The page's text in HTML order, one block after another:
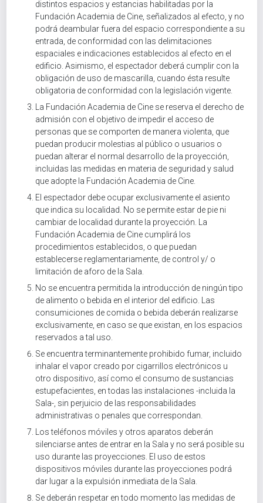
distintos espacios y estancias habilitadas por la
Fundación Academia de Cine, señalizados al efecto, y no
podrá deambular fuera del espacio correspondiente a su
entrada, de conformidad con las delimitaciones
espaciales e indicaciones establecidos al efecto en el
edificio. Asimismo, el espectador deberá cumplir con la
obligación de uso de mascarilla, cuando ésta resulte
obligatoria de conformidad con la legislación vigente.
La Fundación Academia de Cine se reserva el derecho de
admisión con el objetivo de impedir el acceso de
personas que se comporten de manera violenta, que
puedan producir molestias al público o usuarios o
puedan alterar el normal desarrollo de la proyección,
incluidas las medidas en materia de seguridad y salud
que adopte la Fundación Academia de Cine.
El espectador debe ocupar exclusivamente el asiento
que indica su localidad. No se permite estar de pie ni
cambiar de localidad durante la proyección. La
Fundación Academia de Cine cumplirá los
procedimientos establecidos, o que puedan
establecerse reglamentariamente, de control y/ o
limitación de aforo de la Sala.
No se encuentra permitida la introducción de ningún tipo
de alimento o bebida en el interior del edificio. Las
consumiciones de comida o bebida deberán realizarse
exclusivamente, en caso se que existan, en los espacios
reservados a tal uso.
Se encuentra terminantemente prohibido fumar, incluido
inhalar el vapor creado por cigarrillos electrónicos u
otro dispositivo, así como el consumo de sustancias
estupefacientes, en todas las instalaciones -incluida la
Sala-, sin perjuicio de las responsabilidades
administrativas o penales que correspondan.
Los teléfonos móviles y otros aparatos deberán
silenciarse antes de entrar en la Sala y no será posible su
uso durante las proyecciones. El uso de estos
dispositivos móviles durante las proyecciones podrá
dar lugar a la expulsión inmediata de la Sala.
Se deberán respetar en todo momento las medidas de